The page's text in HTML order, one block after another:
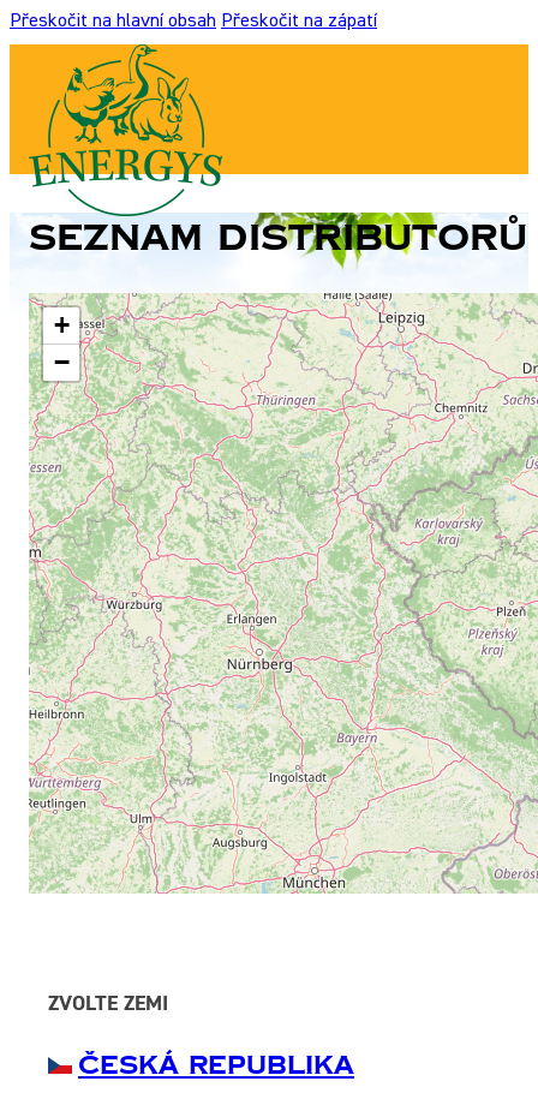
Přeskočit na hlavní obsah Přeskočit na zápatí
Seznam
+
−
ZVOLTE ZEMI
Česká Republika